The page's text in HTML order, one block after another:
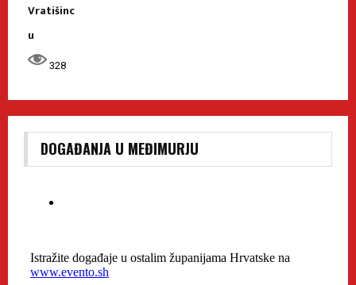
Vratišinc
u
328
DOGAĐANJA U MEĐIMURJU